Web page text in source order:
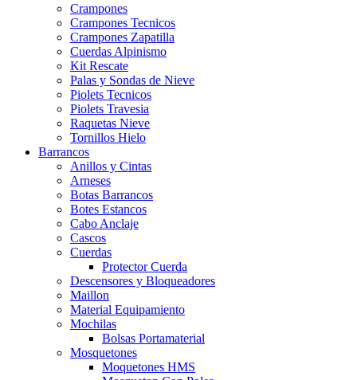
Crampones
Crampones Tecnicos
Crampones Zapatilla
Cuerdas Alpinismo
Kit Rescate
Palas y Sondas de Nieve
Piolets Tecnicos
Piolets Travesia
Raquetas Nieve
Tornillos Hielo
Barrancos
Anillos y Cintas
Arneses
Botas Barrancos
Botes Estancos
Cabo Anclaje
Cascos
Cuerdas
Protector Cuerda
Descensores y Bloqueadores
Maillon
Material Equipamiento
Mochilas
Bolsas Portamaterial
Mosquetones
Moquetones HMS